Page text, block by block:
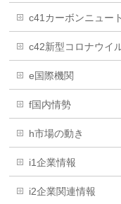
c41カーボンニュー
c42新型コロナウイ
e国際機関
f国内情勢
h市場の動き
i1企業情報
i2企業関連情報